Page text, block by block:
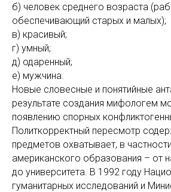
б) человек среднего возраста
обеспечивающий старых и малых);
в) красивый;
г) умный;
д) одаренный;
е) мужчина.
Новые словесные и понятийные
результате создания мифологем
появлению спорных
Политкорректный пересмотр
предметов охватывает, в
американского образования – от
до университета. В 1992 году
гуманитарных исследований и